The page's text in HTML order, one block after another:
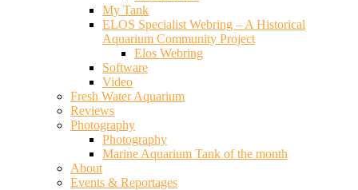
My Tank
ELOS Specialist Webring – A Historical
Aquarium Community Project
Elos Webring
Software
Video
Fresh Water Aquarium
Reviews
Photography
Photography
Marine Aquarium Tank of the month
About
Events & Reportages